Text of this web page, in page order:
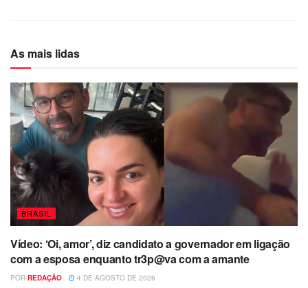
As mais lidas
BRASIL
Vídeo: ‘Oi, amor’, diz candidato a governador em ligação
com a esposa enquanto tr3p@va com a amante
POR REDAÇÃO 4 DE AGOSTO DE 2026